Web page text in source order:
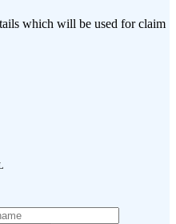
which will be used for claim